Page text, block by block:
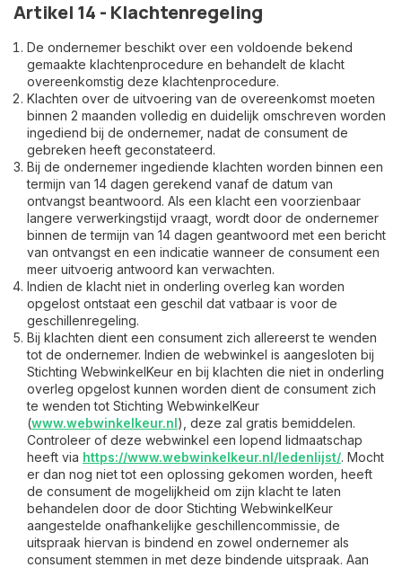
Artikel 14 - Klachtenregeling
De ondernemer beschikt over een voldoende bekend
gemaakte klachtenprocedure en behandelt de klacht
overeenkomstig deze klachtenprocedure.
Klachten over de uitvoering van de overeenkomst moeten
binnen 2 maanden volledig en duidelijk omschreven worden
ingediend bij de ondernemer, nadat de consument de
gebreken heeft geconstateerd.
Bij de ondernemer ingediende klachten worden binnen een
termijn van 14 dagen gerekend vanaf de datum van
ontvangst beantwoord. Als een klacht een voorzienbaar
langere verwerkingstijd vraagt, wordt door de ondernemer
binnen de termijn van 14 dagen geantwoord met een bericht
van ontvangst en een indicatie wanneer de consument een
meer uitvoerig antwoord kan verwachten.
Indien de klacht niet in onderling overleg kan worden
opgelost ontstaat een geschil dat vatbaar is voor de
geschillenregeling.
Bij klachten dient een consument zich allereerst te wenden
tot de ondernemer. Indien de webwinkel is aangesloten bij
Stichting WebwinkelKeur en bij klachten die niet in onderling
overleg opgelost kunnen worden dient de consument zich
te wenden tot Stichting WebwinkelKeur
(www.webwinkelkeur.nl), deze zal gratis bemiddelen.
Controleer of deze webwinkel een lopend lidmaatschap
heeft via https://www.webwinkelkeur.nl/ledenlijst/. Mocht
er dan nog niet tot een oplossing gekomen worden, heeft
de consument de mogelijkheid om zijn klacht te laten
behandelen door de door Stichting WebwinkelKeur
aangestelde onafhankelijke geschillencommissie, de
uitspraak hiervan is bindend en zowel ondernemer als
consument stemmen in met deze bindende uitspraak. Aan